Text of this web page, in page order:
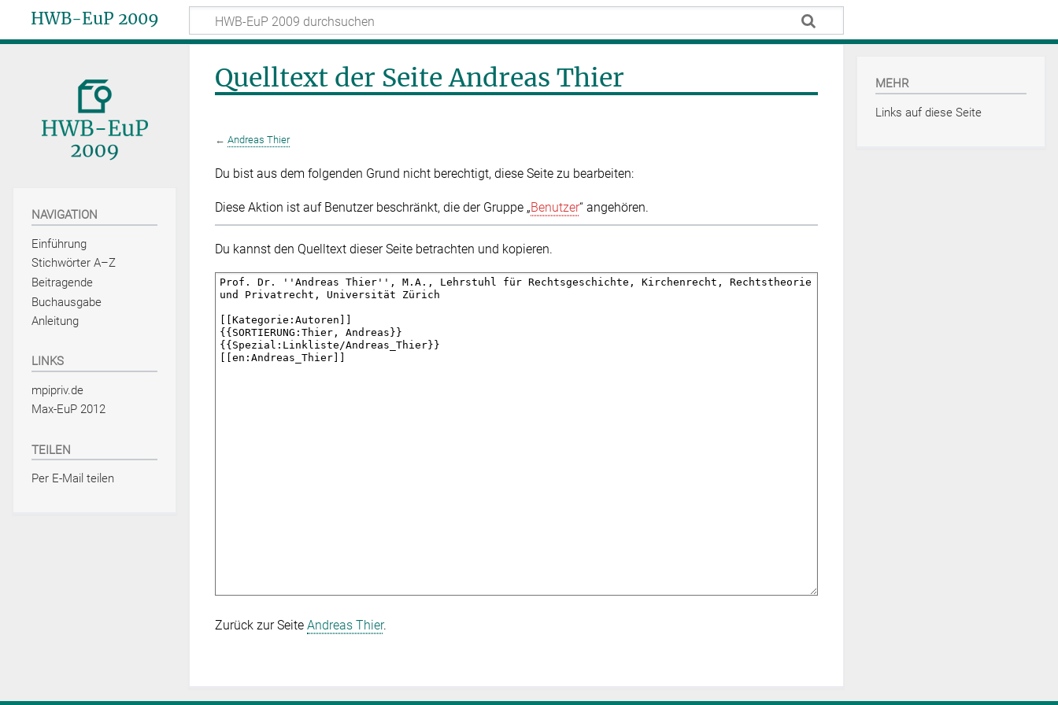
HWB-EuP 2009
Quelltext der Seite Andreas Thier
← Andreas Thier
Du bist aus dem folgenden Grund nicht berechtigt, diese Seite zu bearbeiten:
Diese Aktion ist auf Benutzer beschränkt, die der Gruppe „Benutzer“ angehören.
Du kannst den Quelltext dieser Seite betrachten und kopieren.
Zurück zur Seite Andreas Thier.
NAVIGATION
Einführung
Stichwörter A–Z
Beitragende
Buchausgabe
Anleitung
LINKS
mpipriv.de
Max-EuP 2012
TEILEN
Per E-Mail teilen
MEHR
Links auf diese Seite